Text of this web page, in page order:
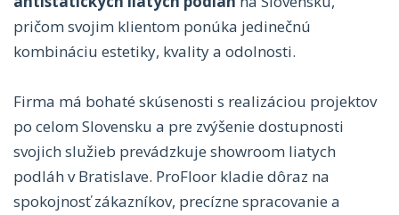
pričom svojim klientom ponúka jedinečnú
kombináciu estetiky, kvality a odolnosti.
Firma má bohaté skúsenosti s realizáciou projektov
po celom Slovensku a pre zvýšenie dostupnosti
svojich služieb prevádzkuje showroom liatych
podláh v Bratislave. ProFloor kladie dôraz na
spokojnosť zákazníkov, precízne spracovanie a